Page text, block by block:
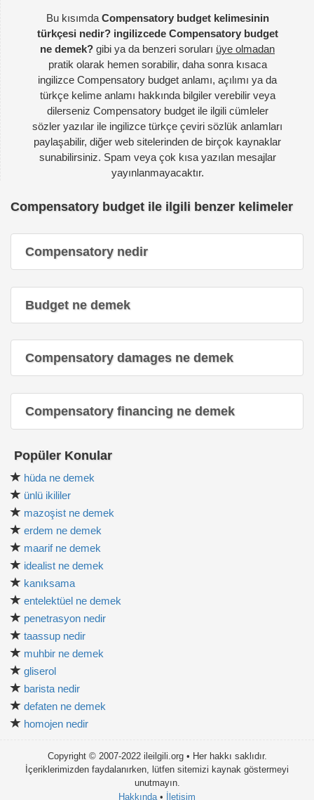
Bu kısımda Compensatory budget kelimesinin
türkçesi nedir? ingilizcede Compensatory budget
ne demek? gibi ya da benzeri soruları üye olmadan
pratik olarak hemen sorabilir, daha sonra kısaca
ingilizce Compensatory budget anlamı, açılımı ya da
türkçe kelime anlamı hakkında bilgiler verebilir veya
dilerseniz Compensatory budget ile ilgili cümleler
sözler yazılar ile ingilizce türkçe çeviri sözlük anlamları
paylaşabilir, diğer web sitelerinden de birçok kaynaklar
sunabilirsiniz. Spam veya çok kısa yazılan mesajlar
yayınlanmayacaktır.
Compensatory budget ile ilgili benzer kelimeler
Compensatory nedir
Budget ne demek
Compensatory damages ne demek
Compensatory financing ne demek
Popüler Konular
hüda ne demek
ünlü ikililer
mazoşist ne demek
erdem ne demek
maarif ne demek
idealist ne demek
kanıksama
entelektüel ne demek
penetrasyon nedir
taassup nedir
muhbir ne demek
gliserol
barista nedir
defaten ne demek
homojen nedir
Copyright © 2007-2022 ileilgili.org • Her hakkı saklıdır.
İçeriklerimizden faydalanırken, lütfen sitemizi kaynak göstermeyi
unutmayın.
Hakkında• İletişim